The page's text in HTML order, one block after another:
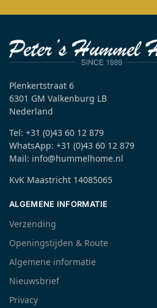
Plenkertstraat 6
6301 GM Valkenburg LB
Nederland
Tel: +31 (0)43 60 12 879
WhatsApp: +31 (0)43 60 12 879
Mail: info@hummelhome.nl
KvK Maastricht 14085065
ALGEMENE INFORMATIE
Verzending
Openingstijden & Route
Algemene informatie
Nieuwsbrief
Privacy